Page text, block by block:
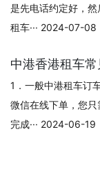
是先电话约定好，
租车··· 2024-07-08
中港香港租车
1．一般中港租车订
微信在线下单，您
完成··· 2024-06-19